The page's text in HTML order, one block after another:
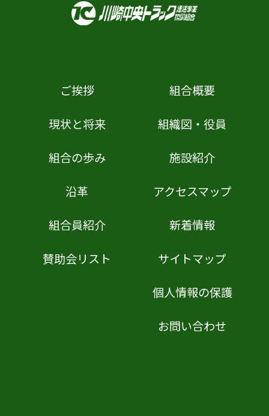
ご挨拶
現状と将来
組合の歩み
沿革
組合概要
組織図・役員
施設紹介
アクセスマップ
組合員紹介
賛助会リスト
新着情報
サイトマップ
個人情報の保護
お問い合わせ